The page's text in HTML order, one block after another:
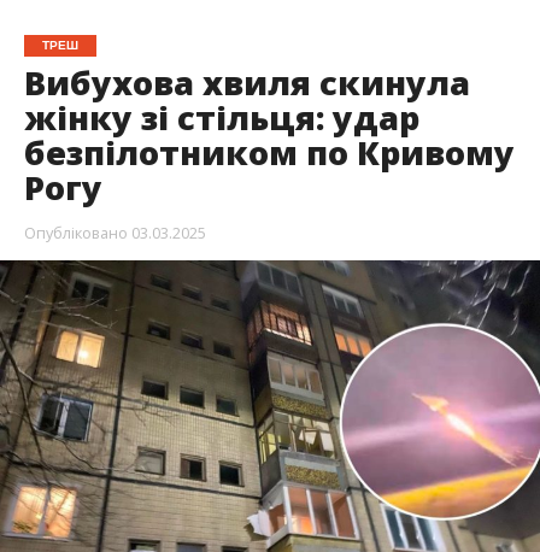
ТРЕШ
Вибухова хвиля скинула
жінку зі стільця: удар
безпілотником по Кривому
Рогу
Опубліковано 03.03.2025